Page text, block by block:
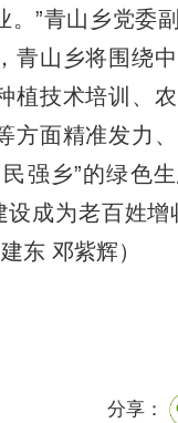
。”青山乡党委
青山乡将围绕
植技术培训、农
方面精准发力
强乡”的绿色
设成为老百姓增
东 邓紫辉）
分享：